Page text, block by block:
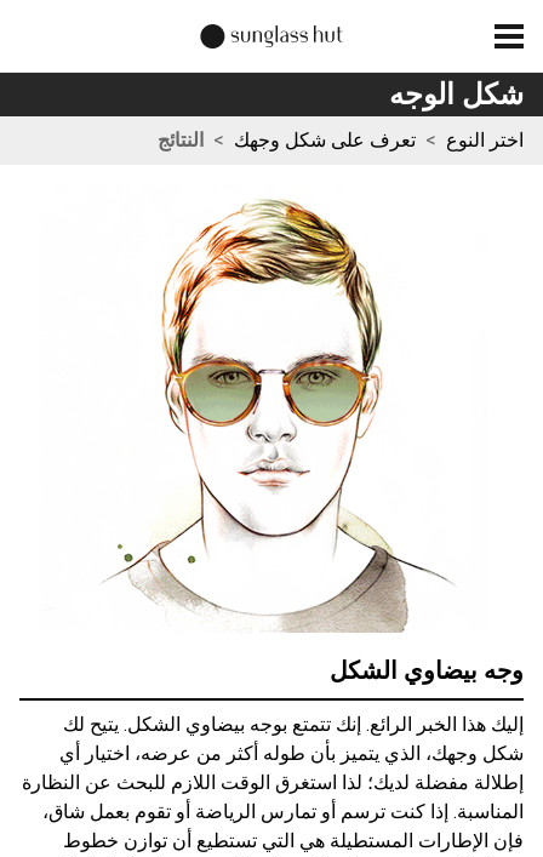
شكل الوجه
اختر النوع > تعرف على شكل وجهك > النتائج
وجه بيضاوي الشكل
إليك هذا الخبر الرائع. إنك تتمتع بوجه بيضاوي الشكل. يتيح لك
شكل وجهك، الذي يتميز بأن طوله أكثر من عرضه، اختيار أي
إطلالة مفضلة لديك؛ لذا استغرق الوقت اللازم للبحث عن النظارة
المناسبة. إذا كنت ترسم أو تمارس الرياضة أو تقوم بعمل شاق،
فإن الإطارات المستطيلة هي التي تستطيع أن توازن خطوط